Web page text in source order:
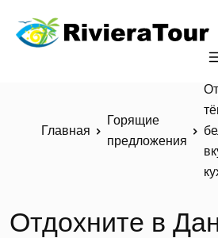
Главная
Горящие
предложения
Отдохните в